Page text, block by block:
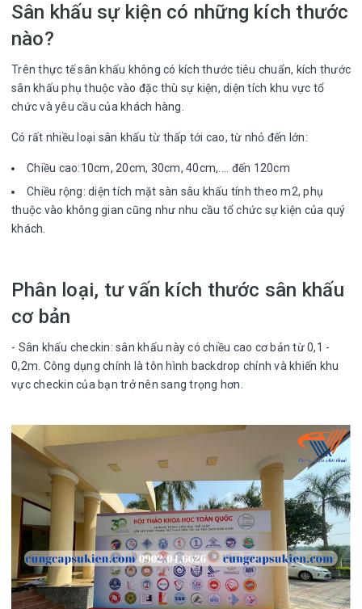
Sân khấu sự kiện có những kích thước
nào?
Trên thực tế sân khấu không có kích thước tiêu chuẩn, kích thước
sân khấu phụ thuộc vào đặc thù sự kiện, diện tích khu vực tổ
chức và yêu cầu của khách hàng.
Có rất nhiều loại sân khấu từ thấp tới cao, từ nhỏ đến lớn:
Chiều cao:10cm, 20cm, 30cm, 40cm,.... đến 120cm
Chiều rộng: diện tích mặt sàn sâu khấu tính theo m2, phụ
thuộc vào không gian cũng như nhu cầu tổ chức sự kiện của quý
khách.
Phân loại, tư vấn kích thước sân khấu
cơ bản
- Sân khấu checkin: sân khấu này có chiều cao cơ bản từ 0,1 -
0,2m. Công dụng chính là tôn hình backdrop chính và khiến khu
vực checkin của bạn trở nên sang trọng hơn.